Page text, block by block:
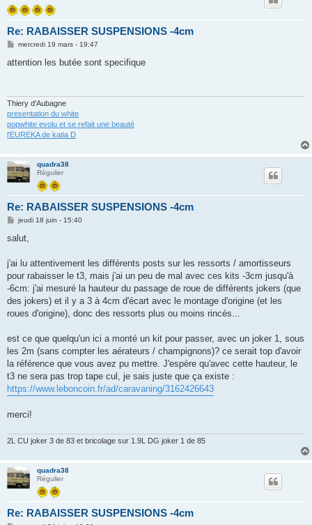
Re: RABAISSER SUSPENSIONS -4cm
M
s
mercredi 19 mars - 19:47
attention les butée sont specifique
Thiery d'Aubagne
presentation du white
popwhite evolu et se refait une beauté
l'EUREKA de katia D
quadra38
Régulier
Re: RABAISSER SUSPENSIONS -4cm
M
s
g
jeudi 18 juin - 15:40
salut,
j'ai lu attentivement les différents posts sur les ressorts / amortisseurs
pour rabaisser le t3, mais j'ai un peu de mal avec ces kits -3cm jusqu'à
-6cm: j'ai mesuré la hauteur du passage de roue de différents jokers (que
des jokers) et il y a 3 à 4cm d'écart avec le montage d'origine (et les
roues d'origine), donc des ressorts plus ou moins rincés...
est ce que quelqu'un ici a monté un kit pour passer, avec un joker 1, sous
les 2m (sans compter les aérateurs / champignons)? ce serait top d'avoir
la référence que vous avez pu mettre. J'espère qu'avec cette hauteur, le
t3 ne sera pas trop tape cul, je sais juste que ça existe :
https://www.leboncoin.fr/ad/caravaning/3162426643
merci!
2L CU joker 3 de 83 et bricolage sur 1.9L DG joker 1 de 85
quadra38
Régulier
Re: RABAISSER SUSPENSIONS -4cm